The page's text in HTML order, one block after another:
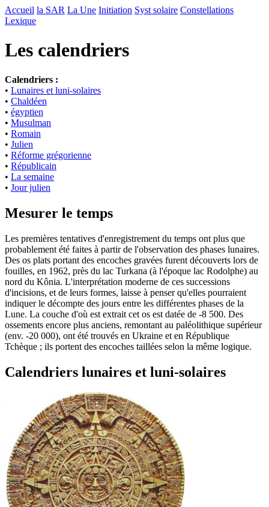
Accueil la SAR La Une Initiation Syst solaire Constellations
Lexique
Les calendriers
Calendriers :
• Lunaires et luni-solaires
• Chaldéen
• égyptien
• Musulman
• Romain
• Julien
• Réforme grégorienne
• Républicain
• La semaine
• Jour julien
Mesurer le temps
Les premières tentatives d'enregistrement du temps ont plus que
probablement été faites à partir de l'observation des phases lunaires.
Des os plats portant des encoches gravées furent découverts lors de
fouilles, en 1962, près du lac Turkana (à l'époque lac Rodolphe) au
nord du Kônia. L'interprétation moderne de ces successions
d'incisions, et de leurs formes, laisse à penser qu'elles pourraient
indiquer le décompte des jours entre les différentes phases de la
Lune. La couche d'où est extrait cet os est datée de -8 500. Des
ossements encore plus anciens, remontant au paléolithique supérieur
(env. -20 000), ont été trouvés en Ukraine et en République
Tchèque ; ils portent des encoches taillées selon la même logique.
Calendriers lunaires et luni-solaires